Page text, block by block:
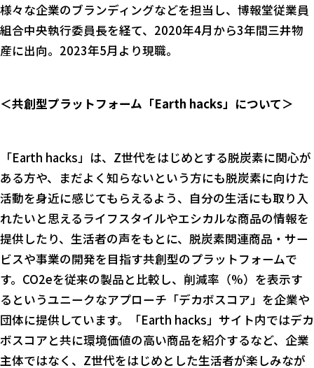
様々な企業のブランディングなどを担当し、博報堂従業員
組合中央執行委員長を経て、2020年4月から3年間三井物
産に出向。2023年5月より現職。
＜共創型プラットフォーム「Earth hacks」について＞
「Earth hacks」は、Z世代をはじめとする脱炭素に関心が
ある方や、まだよく知らないという方にも脱炭素に向けた
活動を身近に感じてもらえるよう、自分の生活にも取り入
れたいと思えるライフスタイルやエシカルな商品の情報を
提供したり、生活者の声をもとに、脱炭素関連商品・サー
ビスや事業の開発を目指す共創型のプラットフォームで
す。CO2eを従来の製品と比較し、削減率（%）を表示す
るというユニークなアプローチ「デカボスコア」を企業や
団体に提供しています。「Earth hacks」サイト内ではデカ
ボスコアと共に環境価値の高い商品を紹介するなど、企業
主体ではなく、Z世代をはじめとした生活者が楽しみなが